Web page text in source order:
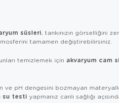
süsleri, tankınızın görselliğini
tamamen değiştirebilirsiniz.
temizlemek için akvaryum cam
ve pH dengesini bozmayan
su testi yapmanız canlı sağlığı